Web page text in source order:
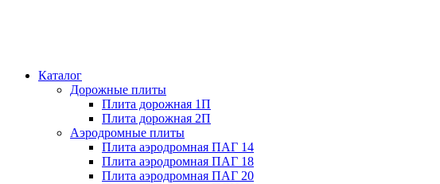
Каталог
Дорожные плиты
Плита дорожная 1П
Плита дорожная 2П
Аэродромные плиты
Плита аэродромная ПАГ 14
Плита аэродромная ПАГ 18
Плита аэродромная ПАГ 20